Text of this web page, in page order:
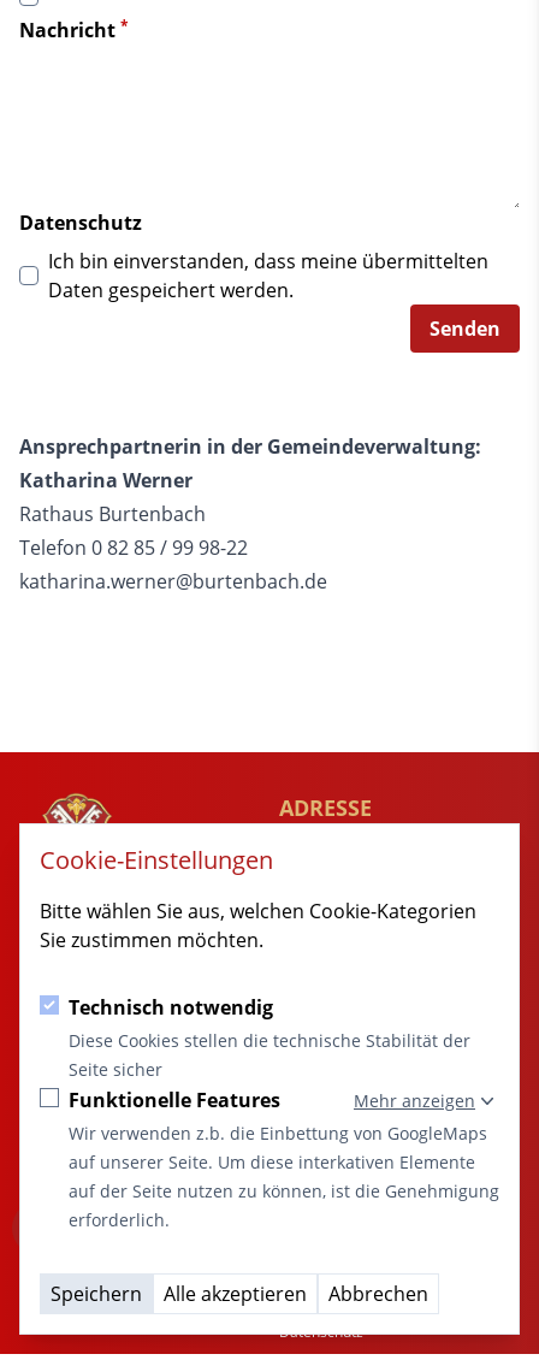
A
Nachricht *
Datenschutz
Ich bin einverstanden, dass meine übermittelten
Daten gespeichert werden.
Senden
Ansprechpartnerin in der Gemeindeverwaltung:
Katharina Werner
Rathaus Burtenbach
Telefon 0 82 85 / 99 98-22
katharina.werner@burtenbach.de
Cookie-Einstellungen
Bitte wählen Sie aus, welchen Cookie-Kategorien
Sie zustimmen möchten.
Technisch notwendig
Diese Cookies stellen die technische Stabilität der
Seite sicher
Funktionelle Features
Mehr anzeigen
Wir verwenden z.b. die Einbettung von GoogleMaps
auf unserer Seite. Um diese interkativen Elemente
auf der Seite nutzen zu können, ist die Genehmigung
erforderlich.
Speichern Alle akzeptieren Abbrechen
BURTENBACH
ADRESSE
KONTAKT
08285 / 9998-0
rathaus@burtenbach.de
Startseite
Marktgemeinde
Öffentliche Einrichtungen
Freizeit und Kultur
Vereine
Kontakt
Impressum
Datenschutz
“Marktgemeinde
Burtenbach:
Ort des
und der Vielfalt”